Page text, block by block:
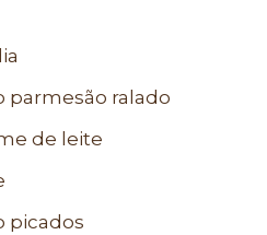
parmesão ralado
de leite
picados